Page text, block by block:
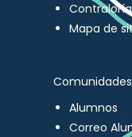
Mapa de
Comunidades
Alumnos
Correo